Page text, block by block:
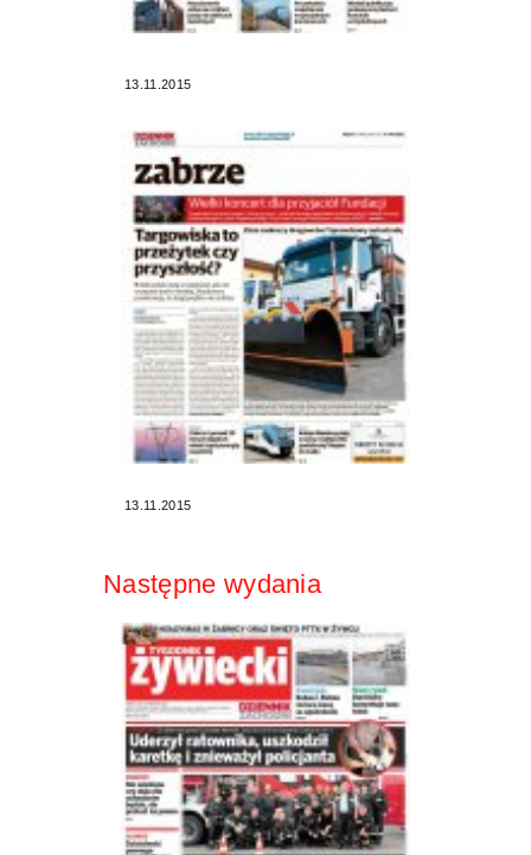
13.11.2015
13.11.2015
Następne wydania